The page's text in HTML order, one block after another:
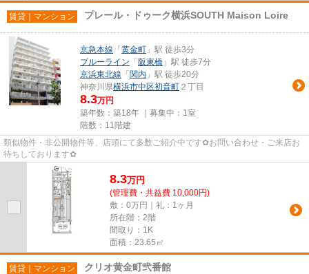
賃貸｜マンション プレール・ドゥーク横浜SOUTH Maison Loire
京急本線 「 黄金町 」駅 徒歩3分
ブルーライン 「 阪東橋 」駅 徒歩7分
京浜東北線 「 関内 」駅 徒歩20分
神奈川県横浜市中区初音町 ２丁目
8.3万円
築年数：築18年 ｜募集中： 1室
階数：11階建
類似物件・非公開物件等、店頭にて多数ご紹介中です✿お問い合わせ・ご来店お
待ちしております✿
8.3万円
(管理費・共益費 10,000円)
敷：0万円｜礼：1ヶ月
所在階：2階
間取り：1K
面積：23.65㎡
賃貸｜マンション クリオ黄金町弐番館